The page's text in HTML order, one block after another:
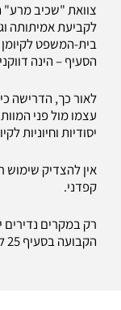
צוואת "שכיב
לקביעת אמיתותה
בית-המשפט לקיומן
הסעיף – הינה
לאור כך, הדרישה
עצמו מול פני
יסודיות וחיוניות
קפדני.
רק במקרים
הקבועה בסעיף 25 לחוק, לתיקון פגם בצוואה בעל-פה.